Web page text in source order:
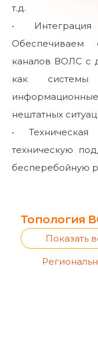
т.д.
•
Обеспечиваем
каналов ВОЛС с
как системы
нештатных
•
техническую
бесперебойную
Топология
Показать